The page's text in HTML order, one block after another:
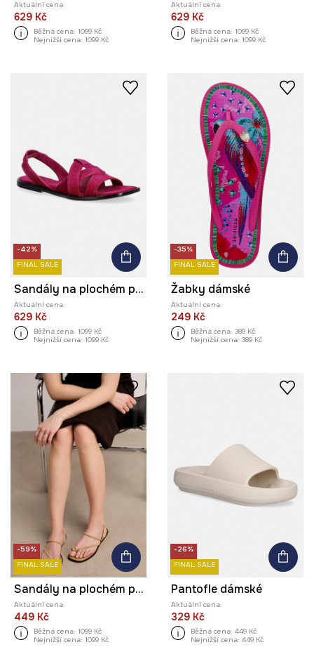
Aktuální cena:
629 Kč
Běžná cena: 1099 Kč
Nejnižší cena: 1099 Kč
Aktuální cena:
629 Kč
Běžná cena: 1099 Kč
Nejnižší cena: 1099 Kč
-42%
FINAL SALE
Sandály na plochém podpatku dámské semišové
Aktuální cena:
629 Kč
Běžná cena: 1099 Kč
Nejnižší cena: 1099 Kč
-35%
FINAL SALE
Žabky dámské
Aktuální cena:
249 Kč
Běžná cena: 389 Kč
Nejnižší cena: 389 Kč
-59%
FINAL SALE
Sandály na plochém podpatku dámské semišové
Aktuální cena:
449 Kč
Běžná cena: 1099 Kč
Nejnižší cena: 1099 Kč
-26%
FINAL SALE
Pantofle dámské
Aktuální cena:
329 Kč
Běžná cena: 449 Kč
Nejnižší cena: 449 Kč